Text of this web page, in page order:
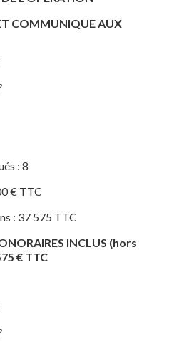
COMMUNIQUE AUX
: 8
€ TTC
: 37 575 TTC
INCLUS (hors
€ TTC